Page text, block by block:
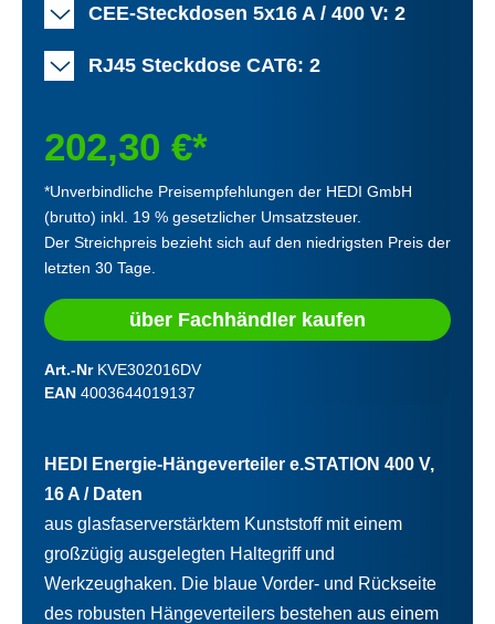
CEE-Steckdosen 5x16 A / 400 V: 2
RJ45 Steckdose CAT6: 2
202,30 €*
*Unverbindliche Preisempfehlungen der HEDI GmbH
(brutto) inkl. 19 % gesetzlicher Umsatzsteuer.
Der Streichpreis bezieht sich auf den niedrigsten Preis der
letzten 30 Tage.
über Fachhändler kaufen
Art.-Nr KVE302016DV
EAN 4003644019137
HEDI Energie-Hängeverteiler e.STATION 400 V,
16 A / Daten
aus glasfaserverstärktem Kunststoff mit einem
großzügig ausgelegten Haltegriff und
Werkzeughaken. Die blaue Vorder- und Rückseite
des robusten Hängeverteilers bestehen aus einem